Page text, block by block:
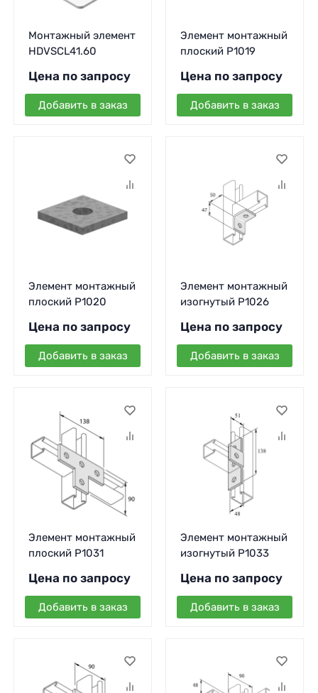
Монтажный элемент
HDVSCL41.60
Цена по запросу
Добавить в заказ
Элемент монтажный
плоский P1019
Цена по запросу
Добавить в заказ
Элемент монтажный
плоский P1020
Цена по запросу
Добавить в заказ
Элемент монтажный
изогнутый P1026
Цена по запросу
Добавить в заказ
Элемент монтажный
плоский P1031
Цена по запросу
Добавить в заказ
Элемент монтажный
изогнутый P1033
Цена по запросу
Добавить в заказ